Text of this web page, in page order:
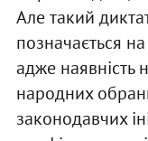
Але такий
позначається
адже наявність
народних
законодавчих